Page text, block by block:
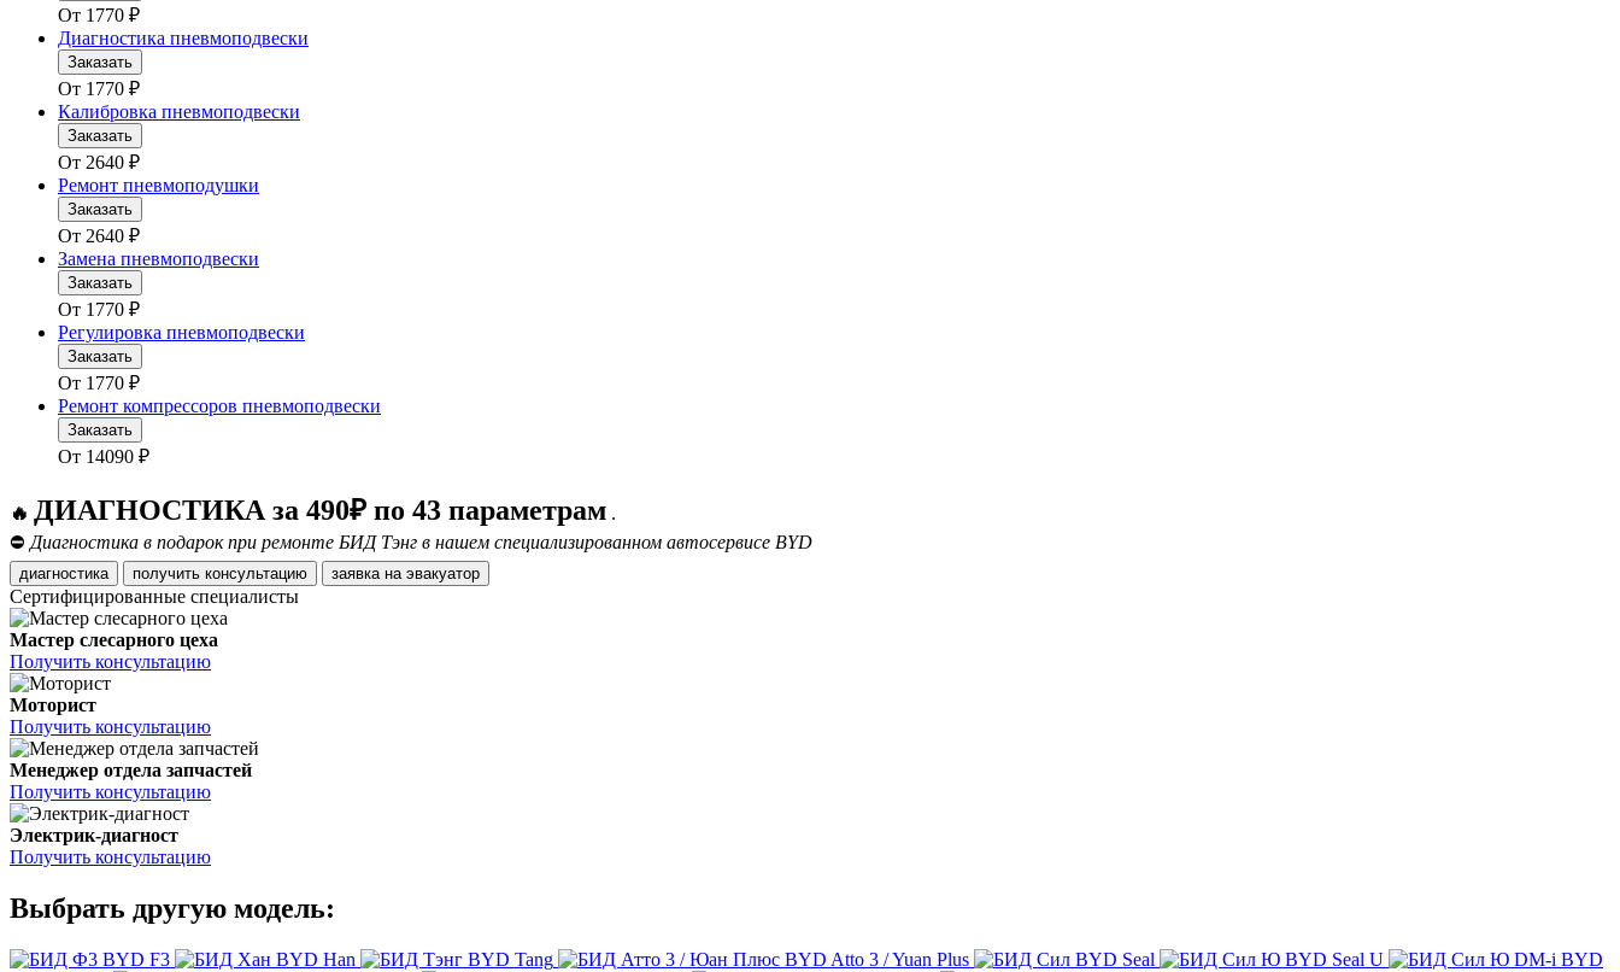
От 1770 ₽
Диагностика пневмоподвески
Заказать
От 1770 ₽
Калибровка пневмоподвески
Заказать
От 2640 ₽
Ремонт пневмоподушки
Заказать
От 2640 ₽
Замена пневмоподвески
Заказать
От 1770 ₽
Регулировка пневмоподвески
Заказать
От 1770 ₽
Ремонт компрессоров пневмоподвески
Заказать
От 14090 ₽
🔥 ДИАГНОСТИКА за 490₽ по 43 параметрам .
⛔ Диагностика в подарок при ремонте БИД Тэнг в нашем специализированном автосервисе BYD
диагностика получить консультацию заявка на эвакуатор
Сертифицированные специалисты
Мастер слесарного цеха
Получить консультацию
Моторист
Получить консультацию
Менеджер отдела запчастей
Получить консультацию
Электрик-диагност
Получить консультацию
Выбрать другую модель:
BYD F3 BYD Han BYD Tang BYD Atto 3 / Yuan Plus BYD Seal BYD Seal U
BYD